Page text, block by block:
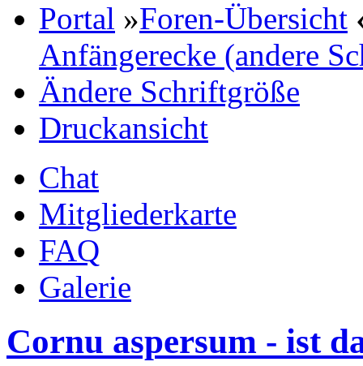
Portal »Foren-Übersicht
Anfängerecke (andere
Ändere Schriftgröße
Druckansicht
Chat
Mitgliederkarte
FAQ
Galerie
Cornu aspersum - ist